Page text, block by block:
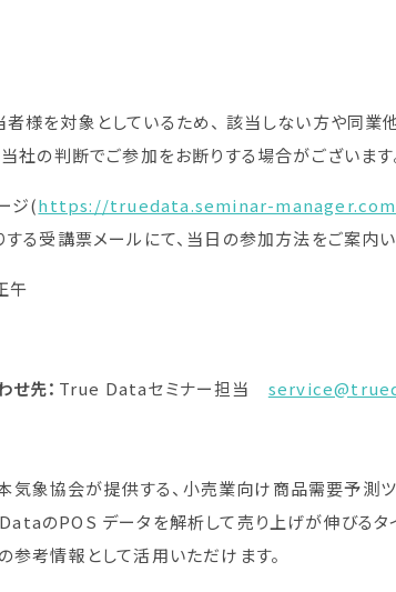
様を対象としているため、 該当しない方や同業
社の判断でご参加をお断りする場合がございます
ジ(https://truedata.seminar-
する受講票メールにて、当日の参加方法をご案内い
午
せ先： True Dataセミナー担当
象協会が提供する、小売業向け商品需要予測
のPOS データを解析して売り上げが伸びるタ
参考情報として活用いただけます。